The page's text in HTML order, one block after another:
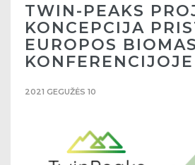
TWIN-PEAKS
KONCEPCIJA
EUROPOS
KONFERENCIJOJE
2021 GEGUŽĖS 10